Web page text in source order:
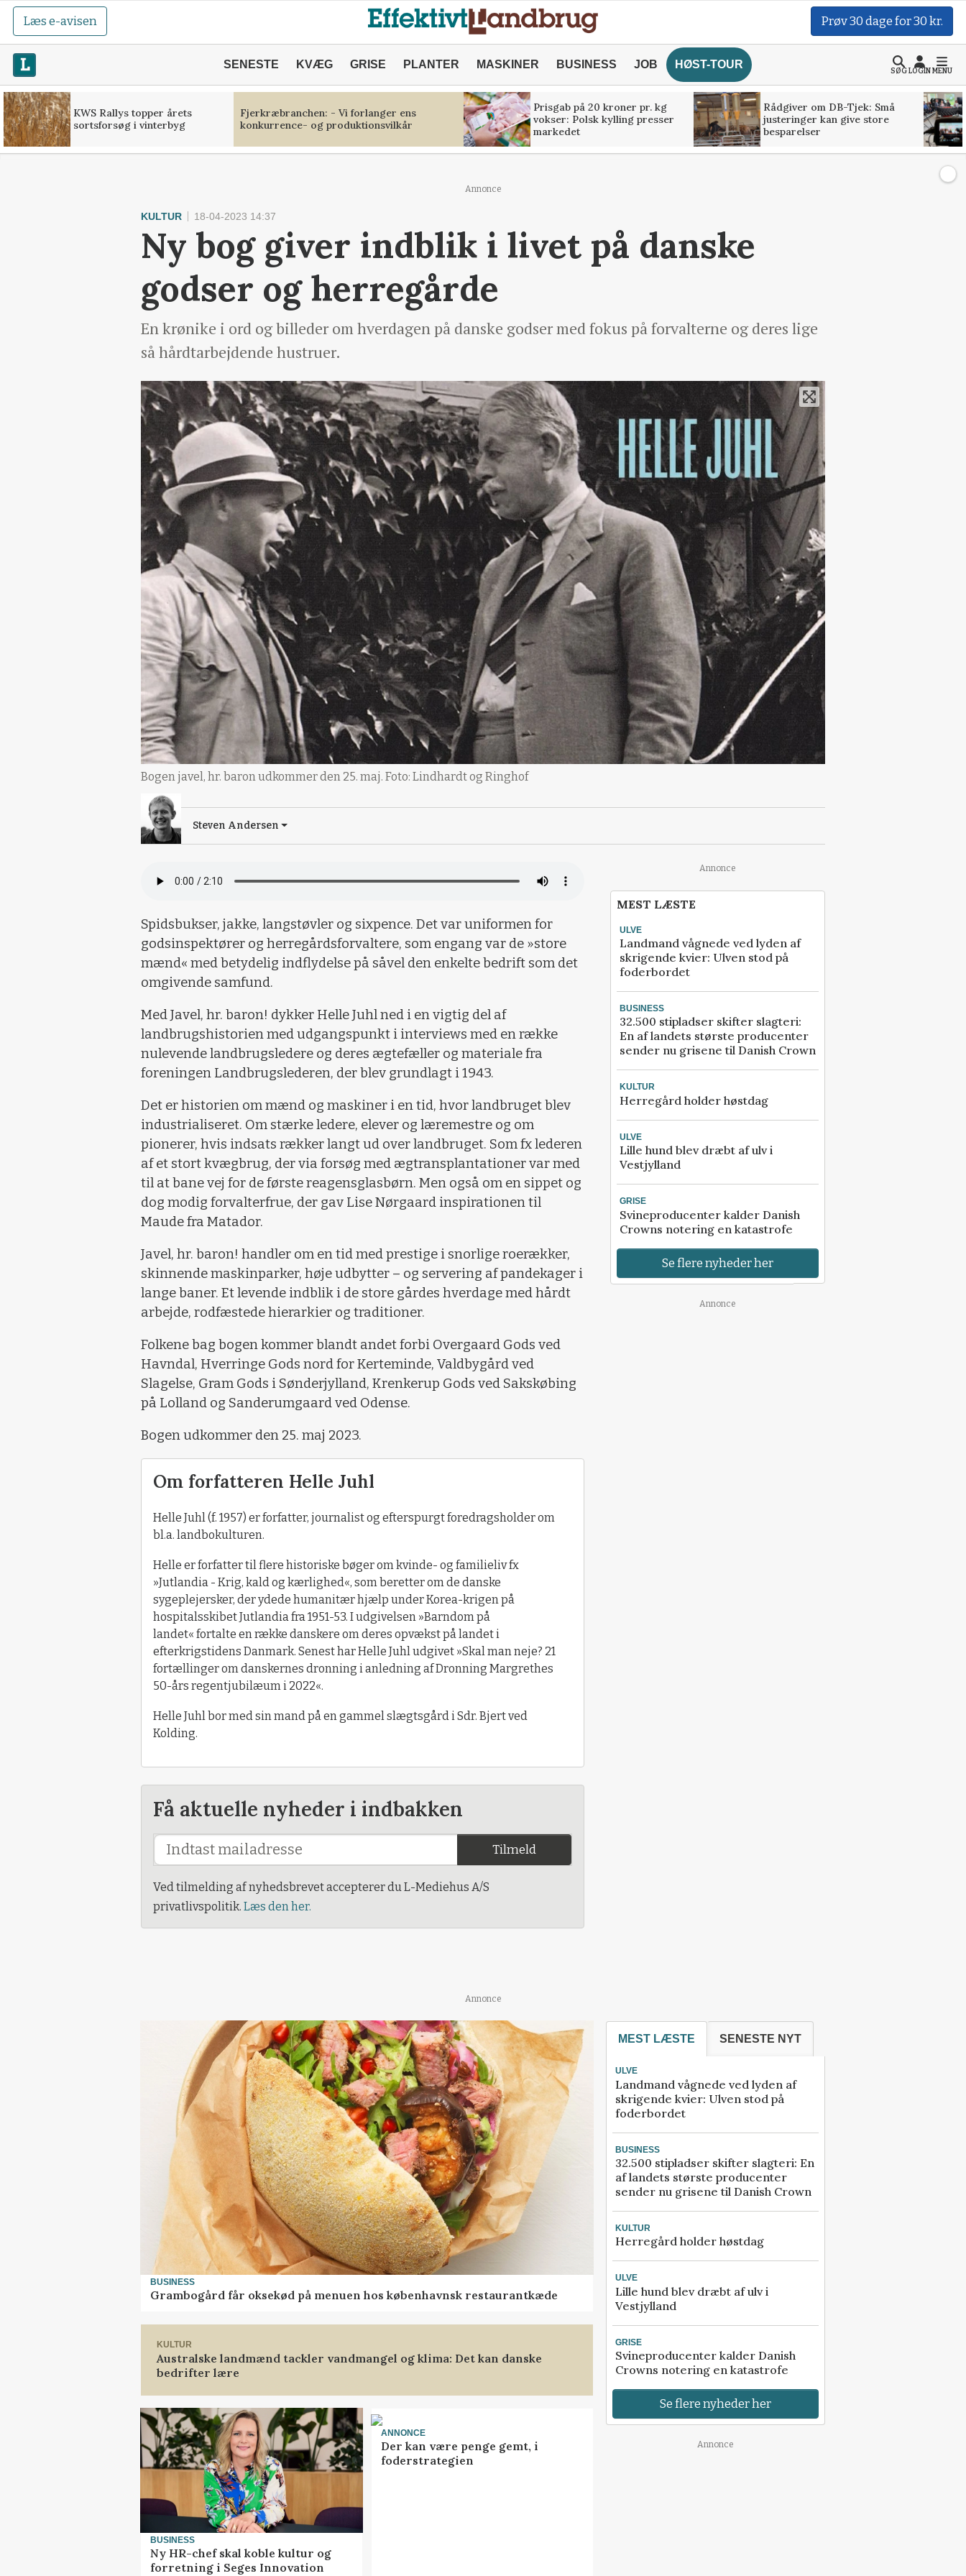
Læs e-avisen Prøv 30 dage for 30 kr.
SENESTE KVÆG GRISE PLANTER MASKINER BUSINESS JOB HØST-TOUR
SØGLOGINMENU
KWS Rallys topper årets
sortsforsøg i vinterbyg
Fjerkræbranchen: - Vi forlanger ens
konkurrence- og produktionsvilkår
Prisgab på 20 kroner pr. kg
vokser: Polsk kylling presser
markedet
Rådgiver om DB-Tjek: Små
justeringer kan give store
besparelser
Annonce
KULTUR 18-04-2023 14:37
Ny bog giver indblik i livet på danske
godser og herregårde
En krønike i ord og billeder om hverdagen på danske godser med fokus på forvalterne og deres lige
så hårdtarbejdende hustruer.
Bogen javel, hr. baron udkommer den 25. maj. Foto: Lindhardt og Ringhof
Steven Andersen
Spidsbukser, jakke, langstøvler og sixpence. Det var uniformen for
godsinspektører og herregårdsforvaltere, som engang var de »store
mænd« med betydelig indflydelse på såvel den enkelte bedrift som det
omgivende samfund.
Med Javel, hr. baron! dykker Helle Juhl ned i en vigtig del af
landbrugshistorien med udgangspunkt i interviews med en række
nulevende landbrugsledere og deres ægtefæller og materiale fra
foreningen Landbrugslederen, der blev grundlagt i 1943.
Det er historien om mænd og maskiner i en tid, hvor landbruget blev
industrialiseret. Om stærke ledere, elever og læremestre og om
pionerer, hvis indsats rækker langt ud over landbruget. Som fx lederen
af et stort kvægbrug, der via forsøg med ægtransplantationer var med
til at bane vej for de første reagensglasbørn. Men også om en sippet og
dog modig forvalterfrue, der gav Lise Nørgaard inspirationen til
Maude fra Matador.
Javel, hr. baron! handler om en tid med prestige i snorlige roerækker,
skinnende maskinparker, høje udbytter – og servering af pandekager i
lange baner. Et levende indblik i de store gårdes hverdage med hårdt
arbejde, rodfæstede hierarkier og traditioner.
Folkene bag bogen kommer blandt andet forbi Overgaard Gods ved
Havndal, Hverringe Gods nord for Kerteminde, Valdbygård ved
Slagelse, Gram Gods i Sønderjylland, Krenkerup Gods ved Sakskøbing
på Lolland og Sanderumgaard ved Odense.
Bogen udkommer den 25. maj 2023.
Om forfatteren Helle Juhl
Helle Juhl (f. 1957) er forfatter, journalist og efterspurgt foredragsholder om
bl.a. landbokulturen.
Helle er forfatter til flere historiske bøger om kvinde- og familieliv fx
»Jutlandia - Krig, kald og kærlighed«, som beretter om de danske
sygeplejersker, der ydede humanitær hjælp under Korea-krigen på
hospitalsskibet Jutlandia fra 1951-53. I udgivelsen »Barndom på
landet« fortalte en række danskere om deres opvækst på landet i
efterkrigstidens Danmark. Senest har Helle Juhl udgivet »Skal man neje? 21
fortællinger om danskernes dronning i anledning af Dronning Margrethes
50-års regentjubilæum i 2022«.
Helle Juhl bor med sin mand på en gammel slægtsgård i Sdr. Bjert ved
Kolding.
Få aktuelle nyheder i indbakken
Tilmeld
Ved tilmelding af nyhedsbrevet accepterer du L-Mediehus A/S
privatlivspolitik. Læs den her.
Annonce
MEST LÆSTE
ULVE
Landmand vågnede ved lyden af
skrigende kvier: Ulven stod på
foderbordet
BUSINESS
32.500 stipladser skifter slagteri:
En af landets største producenter
sender nu grisene til Danish Crown
KULTUR
Herregård holder høstdag
ULVE
Lille hund blev dræbt af ulv i
Vestjylland
GRISE
Svineproducenter kalder Danish
Crowns notering en katastrofe
Se flere nyheder her
Annonce
Annonce
BUSINESS
Grambogård får oksekød på menuen hos københavnsk restaurantkæde
KULTUR
Australske landmænd tackler vandmangel og klima: Det kan danske
bedrifter lære
BUSINESS
Ny HR-chef skal koble kultur og
forretning i Seges Innovation
ANNONCE
Der kan være penge gemt, i
foderstrategien
MEST LÆSTE SENESTE NYT
ULVE
Landmand vågnede ved lyden af
skrigende kvier: Ulven stod på
foderbordet
BUSINESS
32.500 stipladser skifter slagteri: En
af landets største producenter
sender nu grisene til Danish Crown
KULTUR
Herregård holder høstdag
ULVE
Lille hund blev dræbt af ulv i
Vestjylland
GRISE
Svineproducenter kalder Danish
Crowns notering en katastrofe
Se flere nyheder her
Annonce